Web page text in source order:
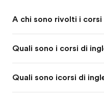
A chi sono rivolti i corsi
Quali sono i corsi di
Quali sono icorsi di